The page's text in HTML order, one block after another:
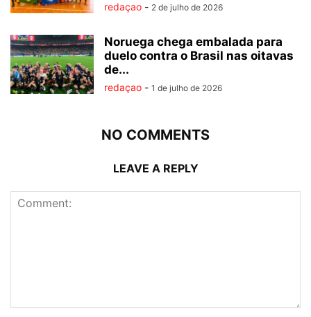
redaçao - 2 de julho de 2026
Noruega chega embalada para
duelo contra o Brasil nas oitavas
de...
redaçao - 1 de julho de 2026
NO COMMENTS
LEAVE A REPLY